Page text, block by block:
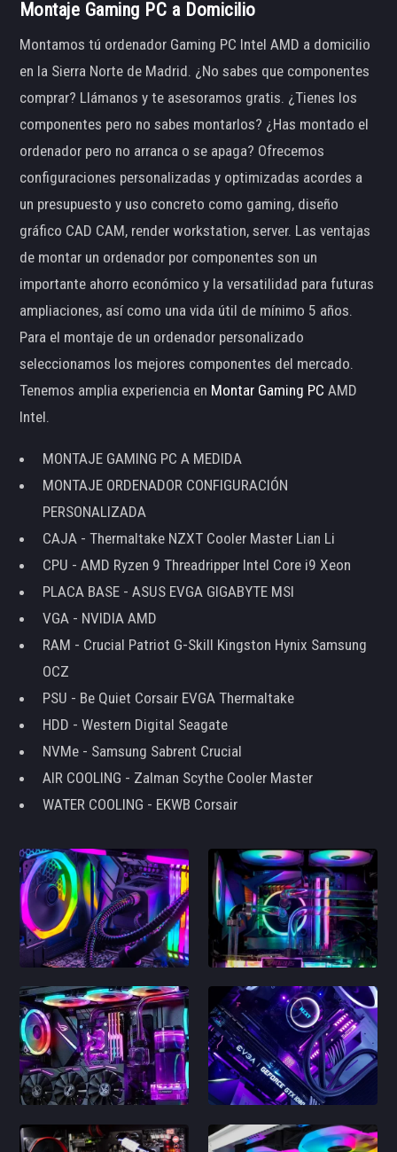
Montaje Gaming PC a Domicilio
Montamos tú ordenador Gaming PC Intel AMD a domicilio
en la Sierra Norte de Madrid. ¿No sabes que componentes
comprar? Llámanos y te asesoramos gratis. ¿Tienes los
componentes pero no sabes montarlos? ¿Has montado el
ordenador pero no arranca o se apaga? Ofrecemos
configuraciones personalizadas y optimizadas acordes a
un presupuesto y uso concreto como gaming, diseño
gráfico CAD CAM, render workstation, server. Las ventajas
de montar un ordenador por componentes son un
importante ahorro económico y la versatilidad para futuras
ampliaciones, así como una vida útil de mínimo 5 años.
Para el montaje de un ordenador personalizado
seleccionamos los mejores componentes del mercado.
Tenemos amplia experiencia en Montar Gaming PC AMD
Intel.
MONTAJE GAMING PC A MEDIDA
MONTAJE ORDENADOR CONFIGURACIÓN
PERSONALIZADA
CAJA - Thermaltake NZXT Cooler Master Lian Li
CPU - AMD Ryzen 9 Threadripper Intel Core i9 Xeon
PLACA BASE - ASUS EVGA GIGABYTE MSI
VGA - NVIDIA AMD
RAM - Crucial Patriot G-Skill Kingston Hynix Samsung
OCZ
PSU - Be Quiet Corsair EVGA Thermaltake
HDD - Western Digital Seagate
NVMe - Samsung Sabrent Crucial
AIR COOLING - Zalman Scythe Cooler Master
WATER COOLING - EKWB Corsair